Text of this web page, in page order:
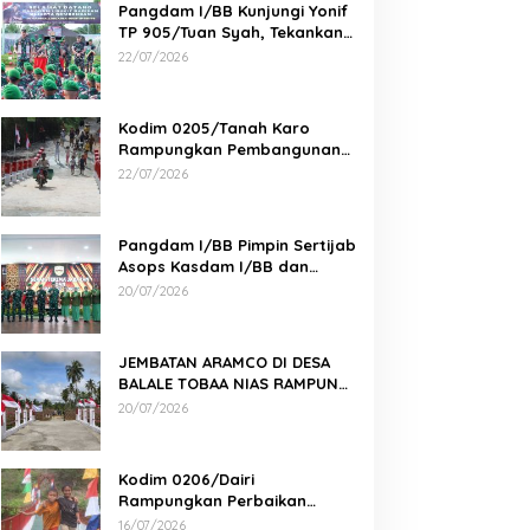
Pangdam I/BB Kunjungi Yonif
TP 905/Tuan Syah, Tekankan
Profesionalisme dan
22/07/2026
Kodim 0205/Tanah Karo
Rampungkan Pembangunan
Jembatan Beton di Desa
22/07/2026
Pangdam I/BB Pimpin Sertijab
Asops Kasdam I/BB dan
Danyonarmed 2/KS serta
20/07/2026
JEMBATAN ARAMCO DI DESA
BALALE TOBAA NIAS RAMPUNG,
AKSES WARGA SEMAKIN MUDAH
20/07/2026
Kodim 0206/Dairi
Rampungkan Perbaikan
Jembatan Gantung Perintis 2
16/07/2026